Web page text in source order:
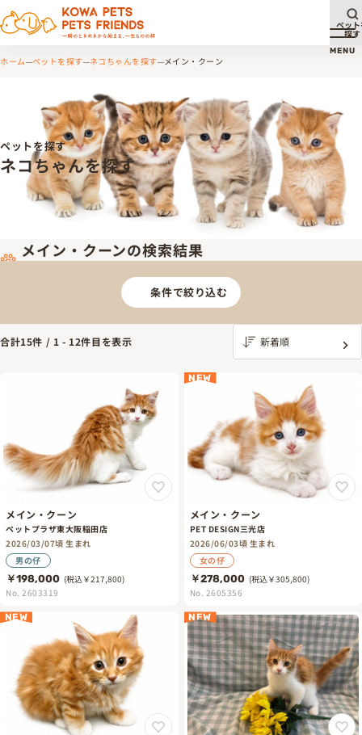
メ
MENU
ペッ
探す
ホーム ペットを探す ネコちゃんを探す メイン・クーン
ペットを探す
ネコちゃんを探す
メイン・クーンの検索結果
条件で絞り込む
合計15件 / 1 - 12件目を表示
メイン・クーン
ペットプラザ東大阪稲田店
2026/03/07頃 生まれ
男の仔
￥198,000 (税込￥217,800)
No. 2603319
NEW
メイン・クーン
PET DESIGN三光店
2026/06/03頃 生まれ
女の仔
￥278,000 (税込￥305,800)
No. 2605356
NEW NEW